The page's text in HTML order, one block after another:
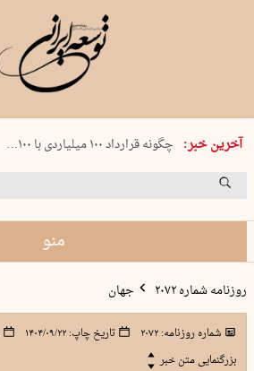
آخرین خبر:
شنبه 17 مرداد 1405 شماره 2244
چگونه قرارداد ۱۰۰ میلیاردی با ۱۰۰…
پنجره‌ای که باز نشد
منو
روزنامه شماره ۲۰۷۲ جهان
شماره روزنامه:۲۰۷۲ تاریخ چاپ:۱۴۰۴/۰۹/۲۲
بزرگنمایی متن خبر